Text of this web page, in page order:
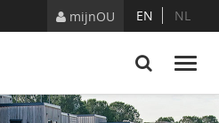
mijnOU EN NL